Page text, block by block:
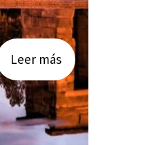
Leer más